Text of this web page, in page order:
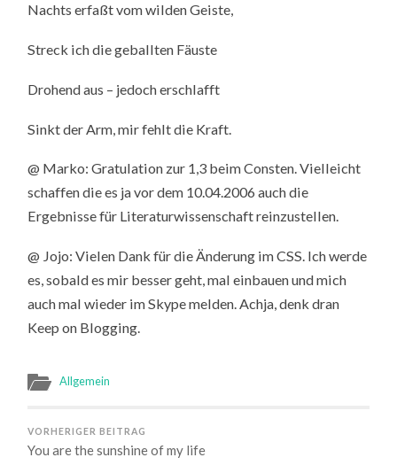
Nachts erfaßt vom wilden Geiste,
Streck ich die geballten Fäuste
Drohend aus – jedoch erschlafft
Sinkt der Arm, mir fehlt die Kraft.
@ Marko: Gratulation zur 1,3 beim Consten. Vielleicht
schaffen die es ja vor dem 10.04.2006 auch die
Ergebnisse für Literaturwissenschaft reinzustellen.
@ Jojo: Vielen Dank für die Änderung im CSS. Ich werde
es, sobald es mir besser geht, mal einbauen und mich
auch mal wieder im Skype melden. Achja, denk dran
Keep on Blogging.
Allgemein
VORHERIGER BEITRAG
You are the sunshine of my life